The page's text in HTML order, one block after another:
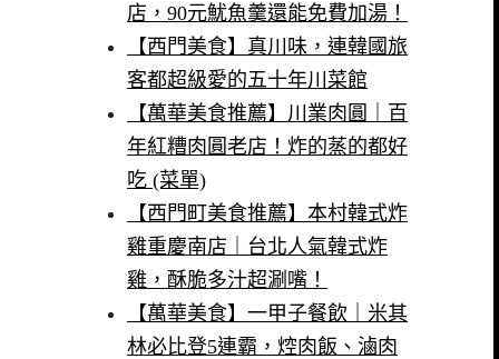
店，90元魷魚羹還能免費加湯！
【西門美食】真川味，連韓國旅
客都超級愛的五十年川菜館
【萬華美食推薦】川業肉圓｜百
年紅糟肉圓老店！炸的蒸的都好
吃 (菜單)
【西門町美食推薦】本村韓式炸
雞重慶南店｜台北人氣韓式炸
雞，酥脆多汁超涮嘴！
【萬華美食】一甲子餐飲｜米其
林必比登5連霸，焢肉飯、滷肉